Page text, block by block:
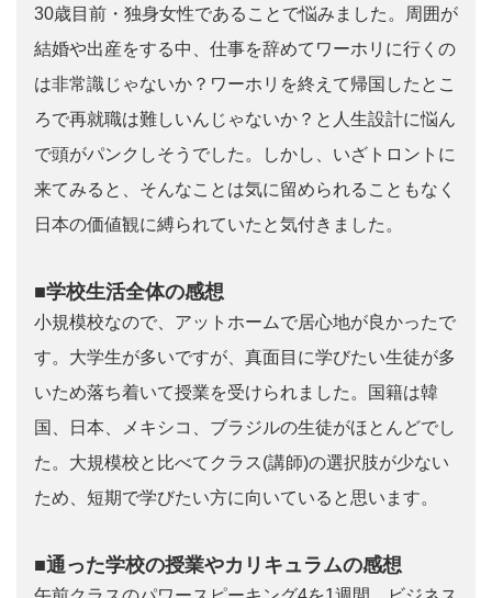
30歳目前・独身女性であることで悩みました。周囲が
結婚や出産をする中、仕事を辞めてワーホリに行くの
は非常識じゃないか？ワーホリを終えて帰国したとこ
ろで再就職は難しいんじゃないか？と人生設計に悩ん
で頭がパンクしそうでした。しかし、いざトロントに
来てみると、そんなことは気に留められることもなく
日本の価値観に縛られていたと気付きました。
■学校生活全体の感想
小規模校なので、アットホームで居心地が良かったで
す。大学生が多いですが、真面目に学びたい生徒が多
いため落ち着いて授業を受けられました。国籍は韓
国、日本、メキシコ、ブラジルの生徒がほとんどでし
た。大規模校と比べてクラス(講師)の選択肢が少ない
ため、短期で学びたい方に向いていると思います。
■通った学校の授業やカリキュラムの感想